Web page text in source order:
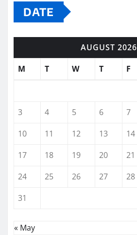
DATE
AUGUST 2026
M
T W T F
3
4 5 6 7
10
11 12 13 14
17
18 19 20 21
24
25 26 27 28
31
« May